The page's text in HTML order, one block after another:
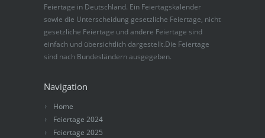
Feiertage in Deutschland. Ein Feiertagskalender
sowie die Unterscheidung gesetzliche Feiertage, nicht
gesetzliche Feiertage und andere Feiertage sind
einfach und übersichtlich dargestellt.Die Feiertage
sind nach Bundesländern ausgegeben.
Navigation
Home
Feiertage 2024
Feiertage 2025